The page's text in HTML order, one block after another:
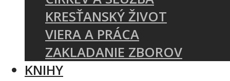
KRESŤANSKÝ ŽIVOT
VIERA A PRÁCA
ZAKLADANIE ZBOROV
KNIHY